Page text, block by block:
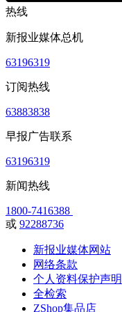
热线
新报业媒体总机
63196319
订阅热线
63883838
早报广告联系
63196319
新闻热线
1800-7416388
或 92288736
新报业媒体网站
网络条款
个人资料保护声明
全检索
ZShop集品店